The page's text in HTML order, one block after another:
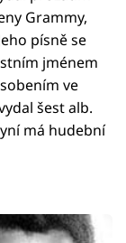
Grammy,
písně se
jménem
ve
šest alb.
má hudební